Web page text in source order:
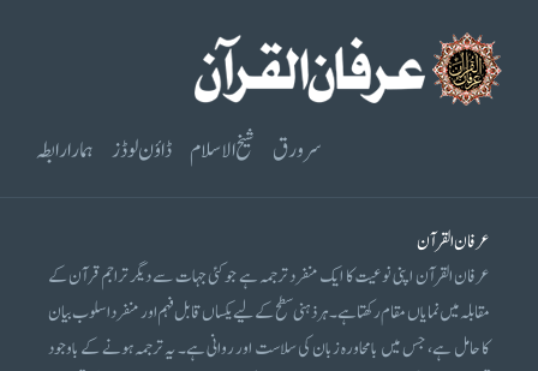
سرورق شیخ الاسلام ڈاؤن لوڈز ہمارا رابطہ
عرفان القرآن
عرفان القرآن اپنی نوعیت کا ایک منفرد ترجمہ ہے جو کئی جہات سے دیگر تراجم قرآن کے
مقابلہ میں نمایاں مقام رکھتا ہے۔ ہر ذہنی سطح کے لیے یکساں قابل فہم اور منفرد اسلوب بیان
کا حامل ہے، جس میں بامحاورہ زبان کی سلاست اور روانی ہے۔ یہ ترجمہ ہونے کے باوجود